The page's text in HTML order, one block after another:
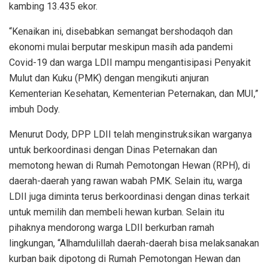
kambing 13.435 ekor.
“Kenaikan ini, disebabkan semangat bershodaqoh dan
ekonomi mulai berputar meskipun masih ada pandemi
Covid-19 dan warga LDII mampu mengantisipasi Penyakit
Mulut dan Kuku (PMK) dengan mengikuti anjuran
Kementerian Kesehatan, Kementerian Peternakan, dan MUI,”
imbuh Dody.
Menurut Dody, DPP LDII telah menginstruksikan warganya
untuk berkoordinasi dengan Dinas Peternakan dan
memotong hewan di Rumah Pemotongan Hewan (RPH), di
daerah-daerah yang rawan wabah PMK. Selain itu, warga
LDII juga diminta terus berkoordinasi dengan dinas terkait
untuk memilih dan membeli hewan kurban. Selain itu
pihaknya mendorong warga LDII berkurban ramah
lingkungan, “Alhamdulillah daerah-daerah bisa melaksanakan
kurban baik dipotong di Rumah Pemotongan Hewan dan